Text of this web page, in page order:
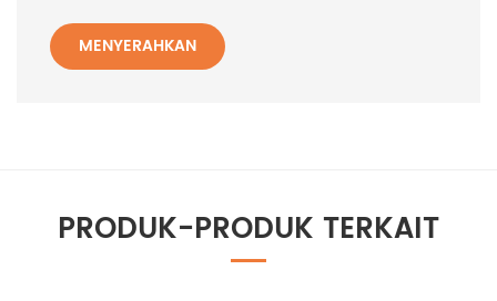
MENYERAHKAN
PRODUK-PRODUK TERKAIT